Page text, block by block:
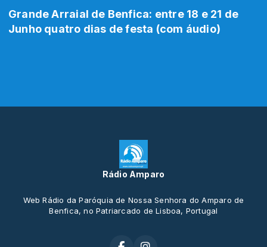
Grande Arraial de Benfica: entre 18 e 21 de
Junho quatro dias de festa (com áudio)
Rádio Amparo
Web Rádio da Paróquia de Nossa Senhora do Amparo de
Benfica, no Patriarcado de Lisboa, Portugal